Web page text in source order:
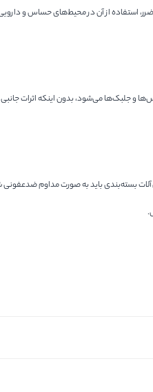
استفاده از آن در محیط‌های حساس و
و جلبک‌ها می‌شود، بدون اینکه اثرات
بسته‌بندی باید به صورت مداوم